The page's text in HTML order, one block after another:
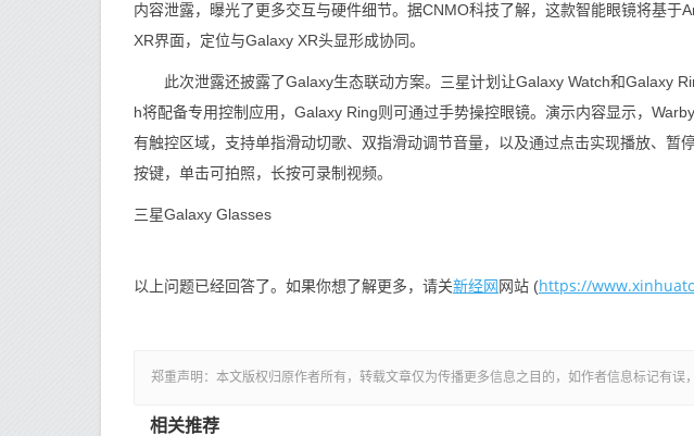
内容泄露，曝光了更多交互与硬件细节。据CNMO科技了解，这款智能眼镜将基于
XR界面，定位与Galaxy XR头显形成协同。
此次泄露还披露了Galaxy生态联动方案。三星计划让Galaxy Watch和Galaxy
h将配备专用控制应用，Galaxy Ring则可通过手势操控眼镜。演示内容显示，
有触控区域，支持单指滑动切歌、双指滑动调节音量，以及通过点击实现播放、暂
按键，单击可拍照，长按可录制视频。
三星Galaxy Glasses
以上问题已经回答了。如果你想了解更多，请关新经网网站 (https://
郑重声明：本文版权归原作者所有，转载文章仅为传播更多信息之目的，如作者信息标记有误
相关推荐